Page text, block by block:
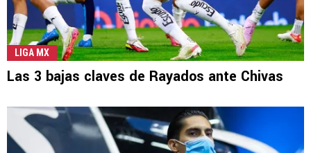
LIGA MX
Las 3 bajas claves de Rayados ante Chivas